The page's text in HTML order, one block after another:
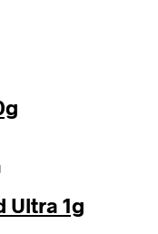
Ultra 1g